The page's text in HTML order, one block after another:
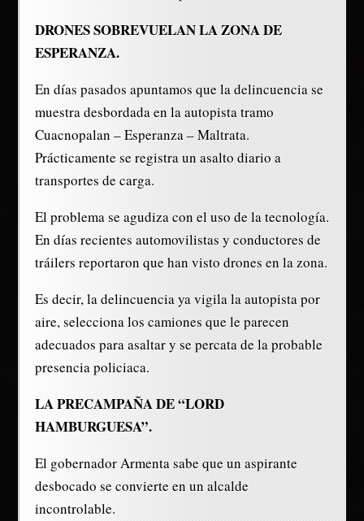
DRONES SOBREVUELAN LA ZONA DE
ESPERANZA.
En días pasados apuntamos que la delincuencia se
muestra desbordada en la autopista tramo
Cuacnopalan – Esperanza – Maltrata.
Prácticamente se registra un asalto diario a
transportes de carga.
El problema se agudiza con el uso de la tecnología.
En días recientes automovilistas y conductores de
tráilers reportaron que han visto drones en la zona.
Es decir, la delincuencia ya vigila la autopista por
aire, selecciona los camiones que le parecen
adecuados para asaltar y se percata de la probable
presencia policiaca.
LA PRECAMPAÑA DE “LORD
HAMBURGUESA”.
El gobernador Armenta sabe que un aspirante
desbocado se convierte en un alcalde
incontrolable.